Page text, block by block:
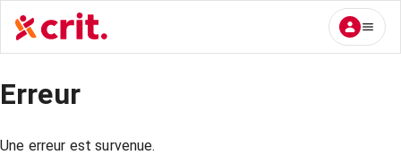
Erreur
Une erreur est survenue.